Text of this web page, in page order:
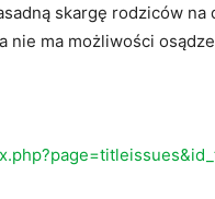
skargę rodziców na
nie ma możliwości